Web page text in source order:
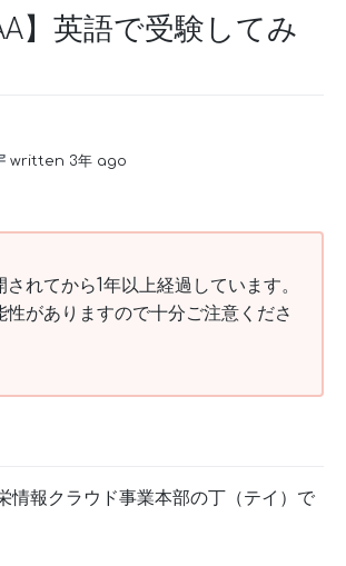
】英語で受験してみ
written 3年 ago
れてから1年以上経過しています。
性がありますので十分ご注意くださ
情報クラウド事業本部の丁（テイ）で